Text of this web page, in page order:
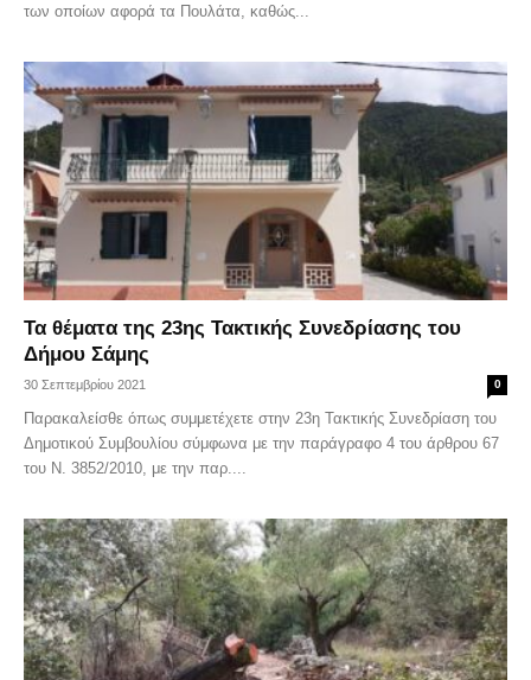
των οποίων αφορά τα Πουλάτα, καθώς...
Τα θέματα της 23ης Τακτικής Συνεδρίασης του
Δήμου Σάμης
30 Σεπτεμβρίου 2021 0
Παρακαλείσθε όπως συμμετέχετε στην 23η Τακτικής Συνεδρίαση του
Δημοτικού Συμβουλίου σύμφωνα με την παράγραφο 4 του άρθρου 67
του Ν. 3852/2010, με την παρ....